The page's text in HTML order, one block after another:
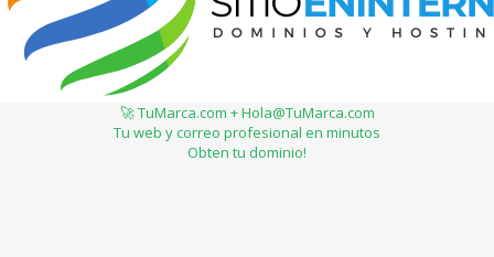
🚀 TuMarca.com + Hola@TuMarca.com
Tu web y correo profesional en minutos
Obten tu dominio!